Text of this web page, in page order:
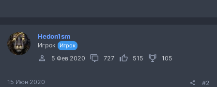
Hedon1sm
Игрок Игрок
5 Фев 2020 727 515 105
15 Июн 2020 #2